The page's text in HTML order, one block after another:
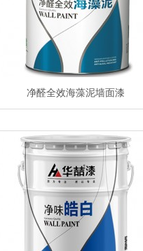
净醛全效海藻泥墙面漆